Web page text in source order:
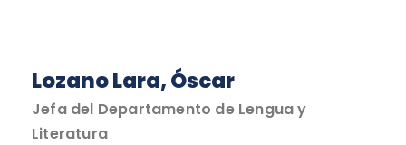
Lozano Lara, Óscar
Jefa del Departamento de Lengua y
Literatura